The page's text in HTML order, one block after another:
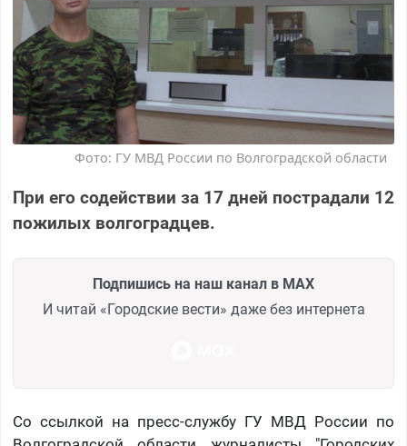
Фото: ГУ МВД России по Волгоградской области
При его содействии за 17 дней пострадали 12
пожилых волгоградцев.
Подпишись на наш канал в MAX
И читай «Городские вести» даже без интернета
Со ссылкой на пресс-службу ГУ МВД России по